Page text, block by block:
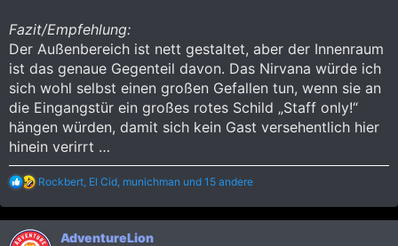
Fazit/Empfehlung:
Der Außenbereich ist nett gestaltet, aber der Innenraum
ist das genaue Gegenteil davon. Das Nirvana würde ich
sich wohl selbst einen großen Gefallen tun, wenn sie an
die Eingangstür ein großes rotes Schild „Staff only!“
hängen würden, damit sich kein Gast versehentlich hier
hinein verirrt …
R
a
k
t
Rockbert El Cid munichman und 15 andere
AdventureLion